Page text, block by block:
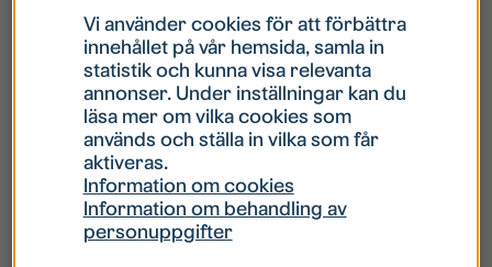
Vi använder cookies för att förbättra
innehållet på vår hemsida, samla in
statistik och kunna visa relevanta
annonser. Under inställningar kan du
läsa mer om vilka cookies som
används och ställa in vilka som får
aktiveras.
Information om cookies
Information om behandling av
personuppgifter